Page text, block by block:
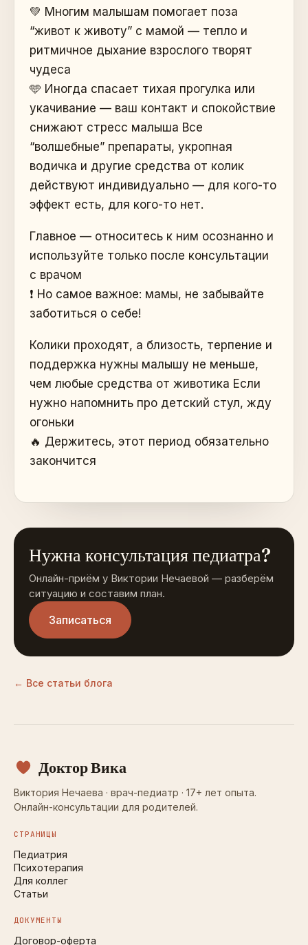
💚 Многим малышам помогает поза
“живот к животу” с мамой — тепло и
ритмичное дыхание взрослого творят
чудеса
🩵 Иногда спасает тихая прогулка или
укачивание — ваш контакт и спокойствие
снижают стресс малыша Все
“волшебные” препараты, укропная
водичка и другие средства от колик
действуют индивидуально — для кого-то
эффект есть, для кого-то нет.
Главное — относитесь к ним осознанно и
используйте только после консультации
с врачом
❗️ Но самое важное: мамы, не забывайте
заботиться о себе!
Колики проходят, а близость, терпение и
поддержка нужны малышу не меньше,
чем любые средства от животика Если
нужно напомнить про детский стул, жду
огоньки
🔥 Держитесь, этот период обязательно
закончится
Нужна консультация педиатра?
Онлайн-приём у Виктории Нечаевой — разберём
ситуацию и составим план.
Записаться
← Все статьи блога
Доктор Вика
Виктория Нечаева · врач-педиатр · 17+ лет опыта.
Онлайн-консультации для родителей.
СТРАНИЦЫ
Педиатрия
Психотерапия
Для коллег
Статьи
ДОКУМЕНТЫ
Договор-оферта